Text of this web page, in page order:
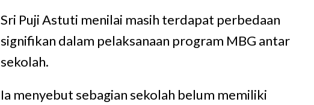
Sri Puji Astuti menilai masih terdapat perbedaan
signifikan dalam pelaksanaan program MBG antar
sekolah.
Ia menyebut sebagian sekolah belum memiliki